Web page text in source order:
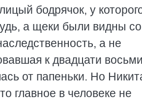
бодрячок, у
а щеки были видны со
а не
к двадцати восьми
от папеньки. Но
главное в человеке не